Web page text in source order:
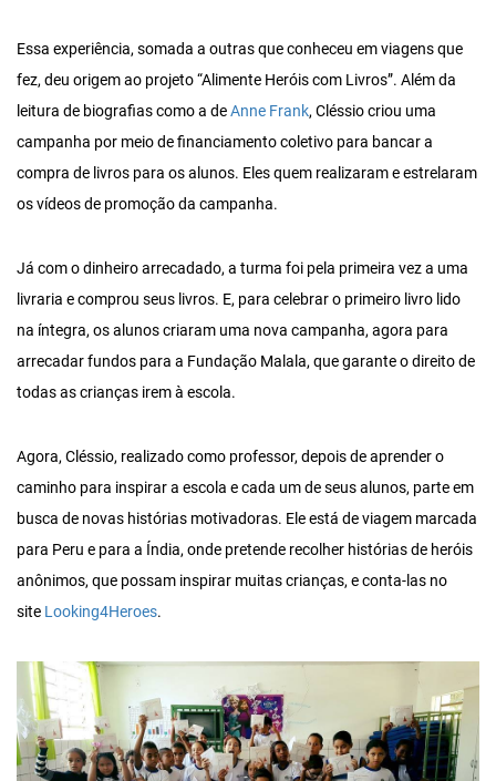
Essa experiência, somada a outras que conheceu em viagens que
fez, deu origem ao projeto “Alimente Heróis com Livros”. Além da
leitura de biografias como a deAnne Frank, Cléssio criou uma
campanha por meio de financiamento coletivo para bancar a
compra de livros para os alunos. Eles quem realizaram e estrelaram
os vídeos de promoção da campanha.
Já com o dinheiro arrecadado, a turma foi pela primeira vez a uma
livraria e comprou seus livros. E, para celebrar o primeiro livro lido
na íntegra, os alunos criaram uma nova campanha, agora para
arrecadar fundos para a Fundação Malala, que garante o direito de
todas as crianças irem à escola.
Agora, Cléssio, realizado como professor, depois de aprender o
caminho para inspirar a escola e cada um de seus alunos, parte em
busca de novas histórias motivadoras. Ele está de viagem marcada
para Peru e para a Índia, onde pretende recolher histórias de heróis
anônimos, que possam inspirar muitas crianças, e conta-las no
site Looking4Heroes.